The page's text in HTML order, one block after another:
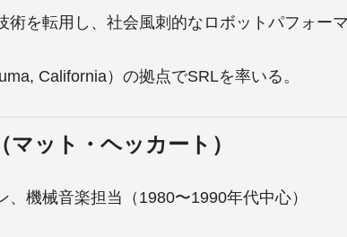
術を転用し、社会風刺的なロボットパフォーマ
California）の拠点でSRLを率いる。
ット・ヘッカート）
機械音楽担当（1980〜1990年代中心）